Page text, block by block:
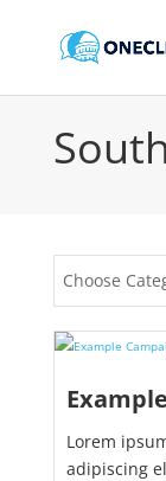
Choose
Lorem
adipiscing